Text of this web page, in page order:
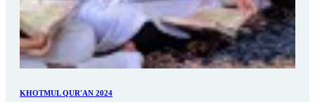
KHOTMUL QUR'AN 2024